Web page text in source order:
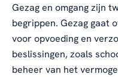
Gezag en omgang zijn
begrippen. Gezag gaat
voor opvoeding en
beslissingen, zoals
beheer van het